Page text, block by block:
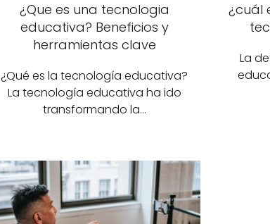
¿Que es una tecnologia
educativa? Beneficios y
herramientas clave
¿Qué es la tecnología educativa?
La tecnología educativa ha ido
transformando la…
¿cuál
La